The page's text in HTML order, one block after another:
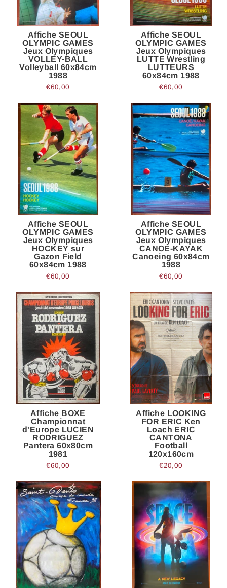
Affiche SEOUL
OLYMPIC GAMES
Jeux Olympiques
VOLLEY-BALL
Volleyball 60x84cm
1988
€60,00
Affiche SEOUL
OLYMPIC GAMES
Jeux Olympiques
LUTTE Wrestling
LUTTEURS
60x84cm 1988
€60,00
Affiche SEOUL
OLYMPIC GAMES
Jeux Olympiques
HOCKEY sur
Gazon Field
60x84cm 1988
€60,00
Affiche SEOUL
OLYMPIC GAMES
Jeux Olympiques
CANOE-KAYAK
Canoeing 60x84cm
1988
€60,00
Affiche BOXE
Championnat
d'Europe LUCIEN
RODRIGUEZ
Pantera 60x80cm
1981
€60,00
Affiche LOOKING
FOR ERIC Ken
Loach ERIC
CANTONA
Football
120x160cm
€20,00